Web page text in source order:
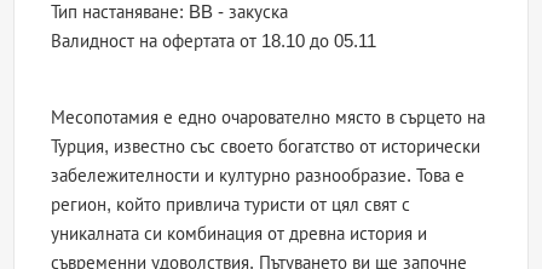
Тип настаняване: BB - закуска
Валидност на офертатаот 18.10 до 05.11
Месопотамия е едно очарователно място в сърцето на
Турция, известно със своето богатство от исторически
забележителности и културно разнообразие. Това е
регион, който привлича туристи от цял свят с
уникалната си комбинация от древна история и
съвременни удоволствия. Пътуването ви ще започне